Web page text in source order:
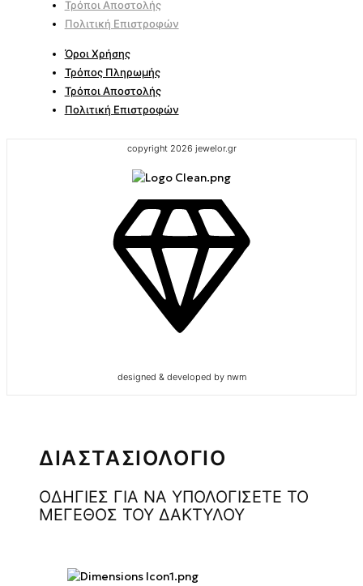
Τρόποι Αποστολής
Πολιτική Επιστροφών
Όροι Χρήσης
Τρόπος Πληρωμής
Τρόποι Αποστολής
Πολιτική Επιστροφών
copyright 2026 jewelor.gr
designed & developed by nwm
ΔΙΑΣΤΑΣΙΟΛΟΓΙΟ
ΟΔΗΓΙΕΣ ΓΙΑ ΝΑ ΥΠΟΛΟΓΙΣΕΤΕ ΤΟ
ΜΕΓΕΘΟΣ ΤΟΥ ΔΑΚΤΥΛΟΥ